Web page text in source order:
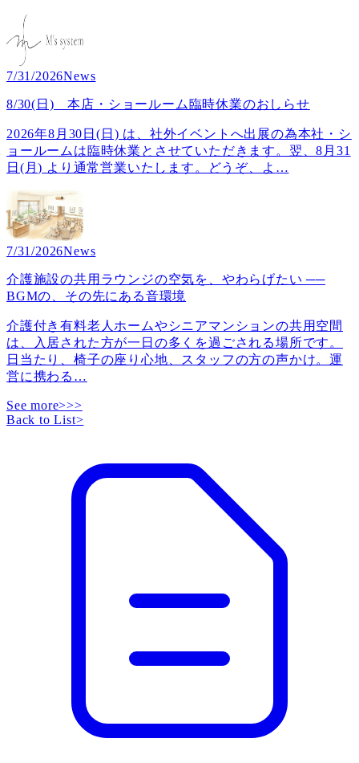
7/31/2026News
8/30(日) 本店・ショールーム臨時休業のおしらせ
2026年8月30日(日) は、社外イベントへ出展の為本社・シ
ョールームは臨時休業とさせていただきます。翌、8月31
日(月) より通常営業いたします。どうぞ、よ …
7/31/2026News
介護施設の共用ラウンジの空気を、やわらげたい ──
BGMの、その先にある音環境
介護付き有料老人ホームやシニアマンションの共用空間
は、入居された方が一日の多くを過ごされる場所です。
日当たり、椅子の座り心地、スタッフの方の声かけ。運
営に携わる …
See more>>>
Back to List>